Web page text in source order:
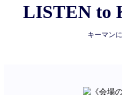
LISTEN to
キーマン